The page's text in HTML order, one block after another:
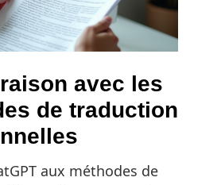
avec les
de traduction
aux méthodes de